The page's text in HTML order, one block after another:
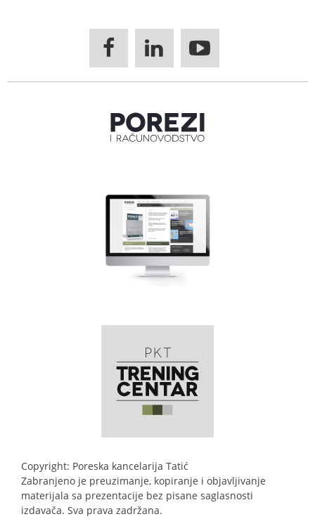
  
Copyright: Poreska kancelarija Tatić
Zabranjeno je preuzimanje, kopiranje i objavljivanje
materijala sa prezentacije bez pisane saglasnosti
izdavača. Sva prava zadržana.